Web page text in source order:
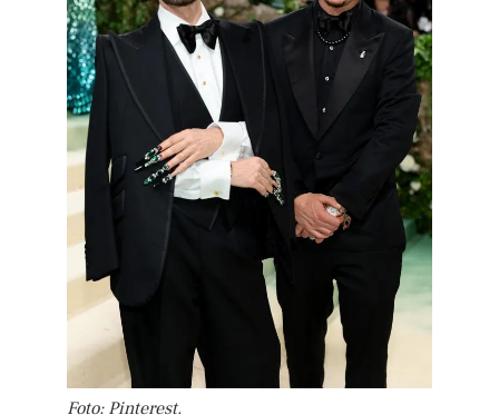
Foto: Pinterest.